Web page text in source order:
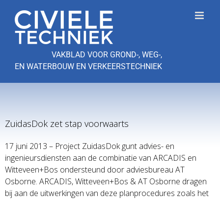
naar
inhoud
VAKBLAD VOOR GROND-, WEG-,
EN WATERBOUW EN VERKEERSTECHNIEK
ZuidasDok zet stap voorwaarts
17 juni 2013 – Project ZuidasDok gunt advies- en
ingenieursdiensten aan de combinatie van ARCADIS en
Witteveen+Bos ondersteund door adviesbureau AT
Osborne. ARCADIS, Witteveen+Bos & AT Osborne dragen
bij aan de uitwerkingen van deze planprocedures zoals het